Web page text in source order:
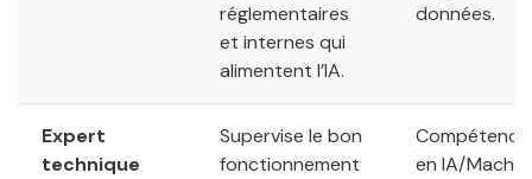
réglementaires
et internes qui
alimentent l’IA.
données.
Expert
technique
Supervise le bon
fonctionnement
en IA/